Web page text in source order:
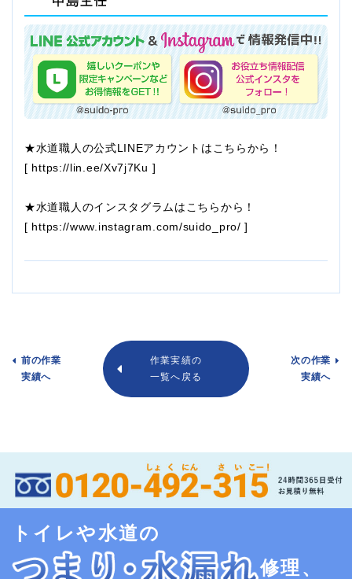
★水道職人の公式LINEアカウントはこちらから！
[ https://lin.ee/Xv7j7Ku ]
★水道職人のインスタグラムはこちらから！
[ https://www.instagram.com/suido_pro/ ]
前の作業
実績へ
作業実績の
一覧へ戻る
次の作業
実績へ
トイレや水道の
修理、